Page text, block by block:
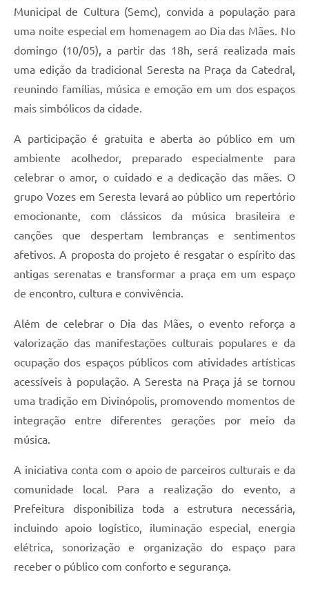
Municipal de Cultura (Semc), convida a população para
uma noite especial em homenagem ao Dia das Mães. No
domingo (10/05), a partir das 18h, será realizada mais
uma edição da tradicional Seresta na Praça da Catedral,
reunindo famílias, música e emoção em um dos espaços
mais simbólicos da cidade.
A participação é gratuita e aberta ao público em um
ambiente acolhedor, preparado especialmente para
celebrar o amor, o cuidado e a dedicação das mães. O
grupo Vozes em Seresta levará ao público um repertório
emocionante, com clássicos da música brasileira e
canções que despertam lembranças e sentimentos
afetivos. A proposta do projeto é resgatar o espírito das
antigas serenatas e transformar a praça em um espaço
de encontro, cultura e convivência.
Além de celebrar o Dia das Mães, o evento reforça a
valorização das manifestações culturais populares e da
ocupação dos espaços públicos com atividades artísticas
acessíveis à população. A Seresta na Praça já se tornou
uma tradição em Divinópolis, promovendo momentos de
integração entre diferentes gerações por meio da
música.
A iniciativa conta com o apoio de parceiros culturais e da
comunidade local. Para a realização do evento, a
Prefeitura disponibiliza toda a estrutura necessária,
incluindo apoio logístico, iluminação especial, energia
elétrica, sonorização e organização do espaço para
receber o público com conforto e segurança.